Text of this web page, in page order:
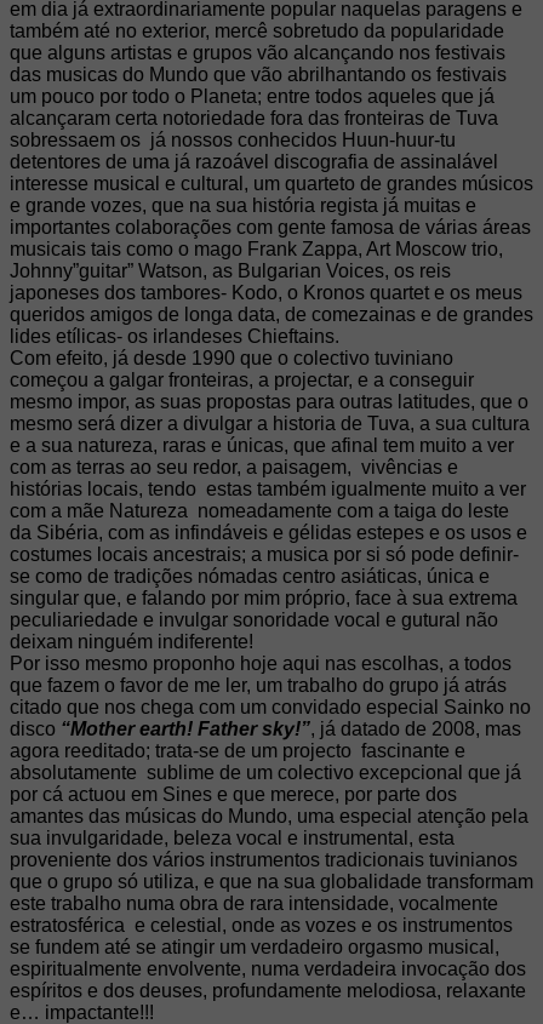
em dia já extraordinariamente popular naquelas paragens e
também até no exterior, mercê sobretudo da popularidade
que alguns artistas e grupos vão alcançando nos festivais
das musicas do Mundo que vão abrilhantando os festivais
um pouco por todo o Planeta; entre todos aqueles que já
alcançaram certa notoriedade fora das fronteiras de Tuva
sobressaem os já nossos conhecidos Huun-huur-tu
detentores de uma já razoável discografia de assinalável
interesse musical e cultural, um quarteto de grandes músicos
e grande vozes, que na sua história regista já muitas e
importantes colaborações com gente famosa de várias áreas
musicais tais como o mago Frank Zappa, Art Moscow trio,
Johnny”guitar” Watson, as Bulgarian Voices, os reis
japoneses dos tambores- Kodo, o Kronos quartet e os meus
queridos amigos de longa data, de comezainas e de grandes
lides etílicas- os irlandeses Chieftains.
Com efeito, já desde 1990 que o colectivo tuviniano
começou a galgar fronteiras, a projectar, e a conseguir
mesmo impor, as suas propostas para outras latitudes, que o
mesmo será dizer a divulgar a historia de Tuva, a sua cultura
e a sua natureza, raras e únicas, que afinal tem muito a ver
com as terras ao seu redor, a paisagem, vivências e
histórias locais, tendo estas também igualmente muito a ver
com a mãe Natureza nomeadamente com a taiga do leste
da Sibéria, com as infindáveis e gélidas estepes e os usos e
costumes locais ancestrais; a musica por si só pode definir-
se como de tradições nómadas centro asiáticas, única e
singular que, e falando por mim próprio, face à sua extrema
peculiariedade e invulgar sonoridade vocal e gutural não
deixam ninguém indiferente!
Por isso mesmo proponho hoje aqui nas escolhas, a todos
que fazem o favor de me ler, um trabalho do grupo já atrás
citado que nos chega com um convidado especial Sainko no
disco “Mother earth! Father sky!”, já datado de 2008, mas
agora reeditado; trata-se de um projecto fascinante e
absolutamente sublime de um colectivo excepcional que já
por cá actuou em Sines e que merece, por parte dos
amantes das músicas do Mundo, uma especial atenção pela
sua invulgaridade, beleza vocal e instrumental, esta
proveniente dos vários instrumentos tradicionais tuvinianos
que o grupo só utiliza, e que na sua globalidade transformam
este trabalho numa obra de rara intensidade, vocalmente
estratosférica e celestial, onde as vozes e os instrumentos
se fundem até se atingir um verdadeiro orgasmo musical,
espiritualmente envolvente, numa verdadeira invocação dos
espíritos e dos deuses, profundamente melodiosa, relaxante
e… impactante!!!